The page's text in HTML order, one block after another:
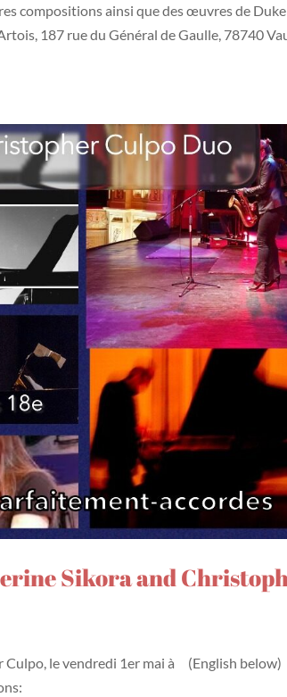
compositions ainsi que des œuvres de Duke
187 rue du Général de Gaulle, 78740
Sikora and
le vendredi 1er mai à (English below)